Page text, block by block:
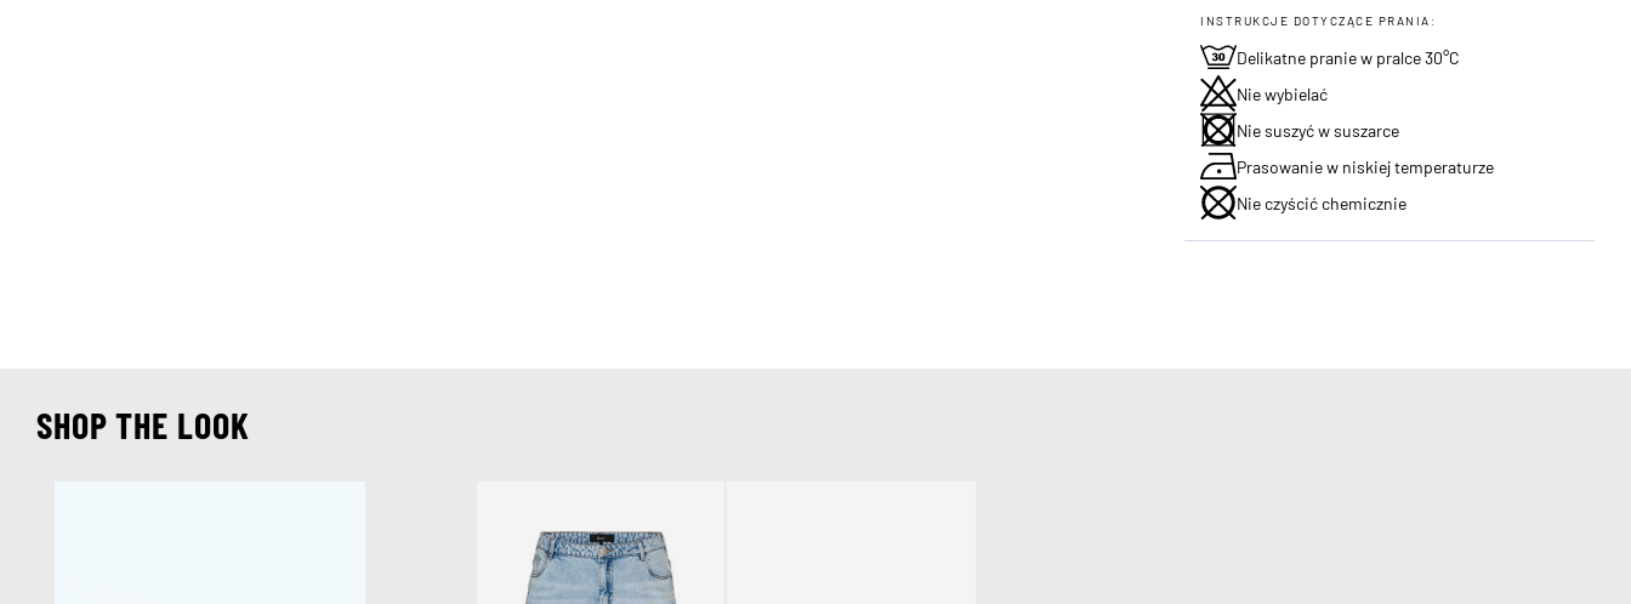
INSTRUKCJE DOTYCZĄCE PRANIA:
Delikatne pranie w pralce 30°C
Nie wybielać
Nie suszyć w suszarce
Prasowanie w niskiej temperaturze
Nie czyścić chemicznie
SHOP THE LOOK